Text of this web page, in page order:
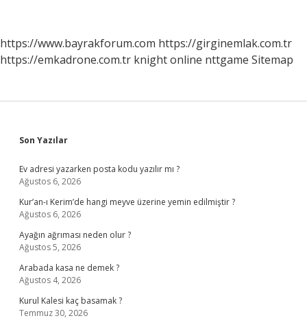
https://www.bayrakforum.com https://girginemlak.com.tr
https://emkadrone.com.tr knight online nttgame Sitemap
Sidebar
Son Yazılar
Ev adresi yazarken posta kodu yazılır mı ?
Ağustos 6, 2026
Kur’an-ı Kerim’de hangi meyve üzerine yemin edilmiştir ?
Ağustos 6, 2026
Ayağın ağrıması neden olur ?
Ağustos 5, 2026
Arabada kasa ne demek ?
Ağustos 4, 2026
Kurul Kalesi kaç basamak ?
Temmuz 30, 2026